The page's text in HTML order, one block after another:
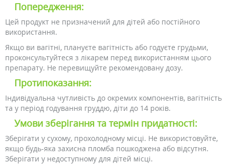
Попередження:
Цей продукт не призначений для дітей або постійного
використання.
Якщо ви вагітні, плануєте вагітність або годуєте грудьми,
проконсультуйтеся з лікарем перед використанням цього
препарату. Не перевищуйте рекомендовану дозу.
Протипоказання:
Індивідуальна чутливість до окремих компонентів, вагітність
та у період годування груддю, діти до 14 років.
Умови зберігання та термін придатності:
Зберігати у сухому, прохолодному місці. Не використовуйте,
якщо будь-яка захисна пломба пошкоджена або відсутня.
Зберігати у недоступному для дітей місці.